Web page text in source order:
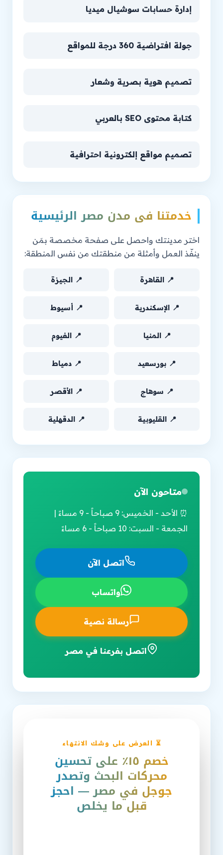
إدارة حسابات سوشيال ميديا
جولة افتراضية 360 درجة للمواقع
تصميم هوية بصرية وشعار
كتابة محتوى SEO بالعربي
تصميم مواقع إلكترونية احترافية
خدمتنا في مدن مصر الرئيسية
اختر مدينتك واحصل على صفحة مخصصة بمَن
ينفّذ العمل وأمثلة من منطقتك من نفس المنطقة:
📍 القاهرة 📍 الجيزة
📍 الإسكندرية 📍 أسيوط
📍 المنيا 📍 الفيوم
📍 بورسعيد 📍 دمياط
📍 سوهاج 📍 الأقصر
📍 القليوبية 📍 الدقهلية
متاحون الآن
⏰ الأحد - الخميس: 9 صباحاً - 9 مساءً |
الجمعة - السبت: 10 صباحاً - 6 مساءً
اتصل الآن
واتساب
رسالة نصية
اتصل بفرعنا في مصر
⏳ العرض على وشك الانتهاء
خصم ١٥٪ على تحسين
محركات البحث وتصدر
جوجل في مصر — احجز
قبل ما يخلص